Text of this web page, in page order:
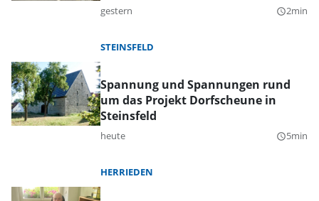
gestern query_builder2min
STEINSFELD
Spannung und Spannungen rund
um das Projekt Dorfscheune in
Steinsfeld
heute query_builder5min
HERRIEDEN